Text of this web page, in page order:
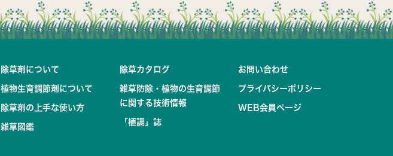
除草剤について
植物生育調節剤について
除草剤の上手な使い方
雑草図鑑
除草カタログ
雑草防除・植物の生育調節
に関する技術情報
「植調」誌
お問い合わせ
プライバシーポリシー
WEB会員ページ